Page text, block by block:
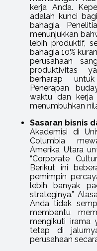
kerja Anda.
adalah kunci
bahagia.
menunjukkan
lebih produktif,
bahagia 10%
perusahaan
produktivitas
berharap
Penerapan
waktu dan kerja
menumbuhkan
Sasaran bisnis
Akademisi di
Columbia
Amerika Utara
“Corporate
Berikut ini
pemimpin
lebih banyak
strateginya.”
Anda tidak
membantu
mengikuti irama
tetap di
perusahaan